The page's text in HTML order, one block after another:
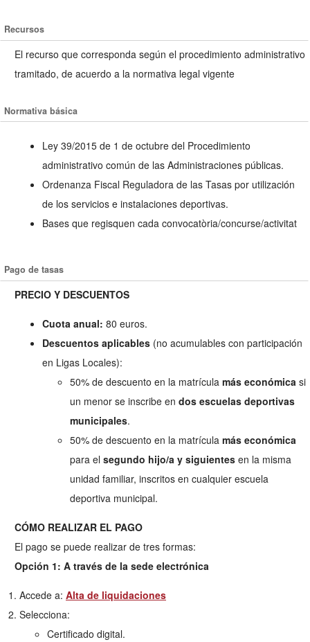
Recursos
El recurso que corresponda según el procedimiento administrativo
tramitado, de acuerdo a la normativa legal vigente
Normativa básica
Ley 39/2015 de 1 de octubre del Procedimiento
administrativo común de las Administraciones públicas.
Ordenanza Fiscal Reguladora de las Tasas por utilización
de los servicios e instalaciones deportivas.
Bases que regisquen cada convocatòria/concurse/activitat
Pago de tasas
PRECIO Y DESCUENTOS
Cuota anual: 80 euros.
Descuentos aplicables (no acumulables con participación
en Ligas Locales):
50% de descuento en la matrícula más económica si
un menor se inscribe en dos escuelas deportivas
municipales.
50% de descuento en la matrícula más económica
para el segundo hijo/a y siguientes en la misma
unidad familiar, inscritos en cualquier escuela
deportiva municipal.
CÓMO REALIZAR EL PAGO
El pago se puede realizar de tres formas:
Opción 1: A través de la sede electrónica
Accede a: Alta de liquidaciones
Selecciona:
Certificado digital.